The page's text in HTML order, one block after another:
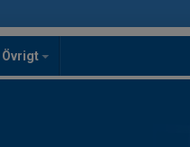
Övrigt